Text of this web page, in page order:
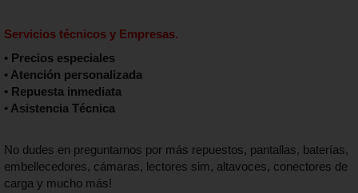
Servicios técnicos y Empresas.
• Precios especiales
• Atención personalizada
• Repuesta inmediata
• Asistencia Técnica
No dudes en preguntarnos por más repuestos, pantallas, baterías,
embellecedores, cámaras, lectores sim, altavoces, conectores de
carga y mucho más!